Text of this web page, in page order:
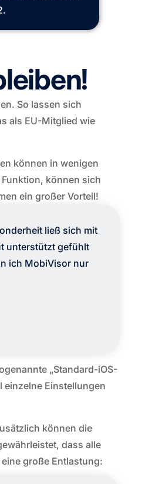
So lassen sich
als EU-Mitglied wie
können in wenigen
können sich
ein großer Vorteil!
ließ sich mit
unterstützt gefühlt
ich MobiVisor nur
„Standard-iOS-
einzelne Einstellungen
können die
dass alle
große Entlastung: